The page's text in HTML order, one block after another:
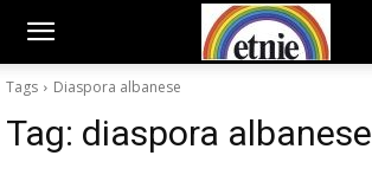
Tags Diaspora albanese
Tag: diaspora albanese